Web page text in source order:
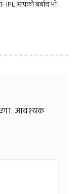
IPL आपको बर्बाद भी
आवश्यक